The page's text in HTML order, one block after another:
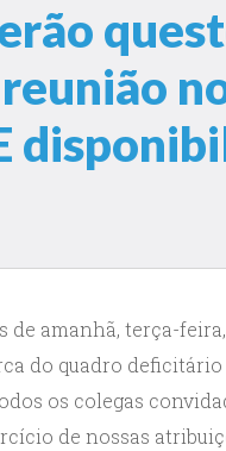
de amanhã, terça-
do quadro
os colegas
de nossas